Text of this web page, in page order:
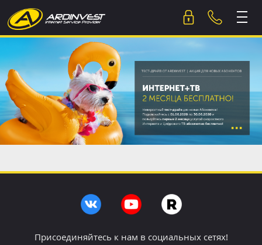
to
content
Присоединяйтесь к нам в социальных сетях!